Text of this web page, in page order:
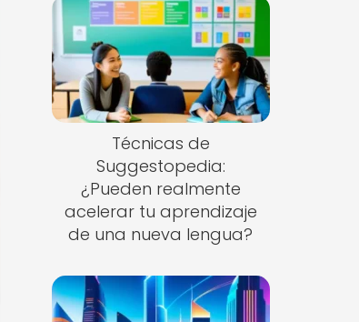
Técnicas de
Suggestopedia:
¿Pueden realmente
acelerar tu aprendizaje
de una nueva lengua?